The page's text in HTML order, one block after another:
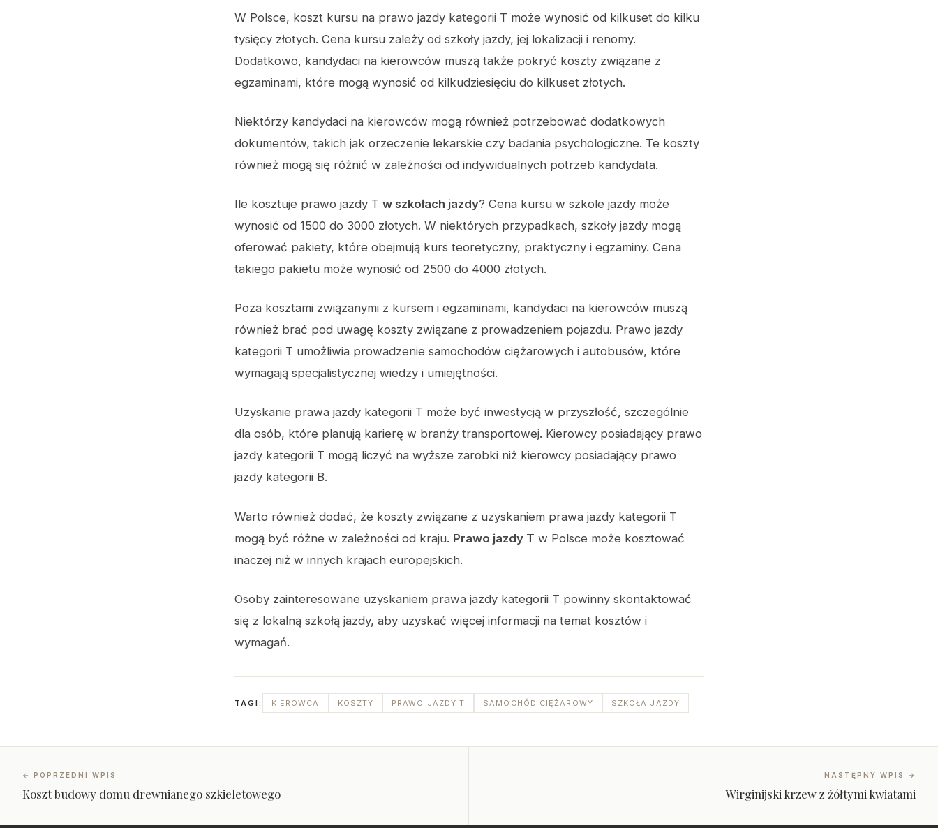
W Polsce, koszt kursu na prawo jazdy kategorii T może wynosić od kilkuset do kilku
tysięcy złotych. Cena kursu zależy od szkoły jazdy, jej lokalizacji i renomy.
Dodatkowo, kandydaci na kierowców muszą także pokryć koszty związane z
egzaminami, które mogą wynosić od kilkudziesięciu do kilkuset złotych.
Niektórzy kandydaci na kierowców mogą również potrzebować dodatkowych
dokumentów, takich jak orzeczenie lekarskie czy badania psychologiczne. Te koszty
również mogą się różnić w zależności od indywidualnych potrzeb kandydata.
Ile kosztuje prawo jazdy T w szkołach jazdy? Cena kursu w szkole jazdy może
wynosić od 1500 do 3000 złotych. W niektórych przypadkach, szkoły jazdy mogą
oferować pakiety, które obejmują kurs teoretyczny, praktyczny i egzaminy. Cena
takiego pakietu może wynosić od 2500 do 4000 złotych.
Poza kosztami związanymi z kursem i egzaminami, kandydaci na kierowców muszą
również brać pod uwagę koszty związane z prowadzeniem pojazdu. Prawo jazdy
kategorii T umożliwia prowadzenie samochodów ciężarowych i autobusów, które
wymagają specjalistycznej wiedzy i umiejętności.
Uzyskanie prawa jazdy kategorii T może być inwestycją w przyszłość, szczególnie
dla osób, które planują karierę w branży transportowej. Kierowcy posiadający prawo
jazdy kategorii T mogą liczyć na wyższe zarobki niż kierowcy posiadający prawo
jazdy kategorii B.
Warto również dodać, że koszty związane z uzyskaniem prawa jazdy kategorii T
mogą być różne w zależności od kraju. Prawo jazdy T w Polsce może kosztować
inaczej niż w innych krajach europejskich.
Osoby zainteresowane uzyskaniem prawa jazdy kategorii T powinny skontaktować
się z lokalną szkołą jazdy, aby uzyskać więcej informacji na temat kosztów i
wymagań.
TAGI: KIEROWCA KOSZTY PRAWO JAZDY T SAMOCHÓD CIĘŻAROWY SZKOŁA JAZDY
← POPRZEDNI WPIS
Koszt budowy domu drewnianego szkieletowego
NASTĘPNY WPIS →
Wirginijski krzew z żółtymi kwiatami